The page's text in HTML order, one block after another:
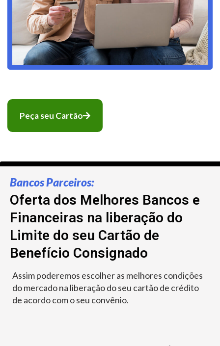
Peça seu Cartão
Bancos Parceiros:
Oferta dos Melhores Bancos e
Financeiras na liberação do
Limite do seu Cartão de
Benefício Consignado
Assim poderemos escolher as melhores condições
do mercado na liberação do seu cartão de crédito
de acordo com o seu convênio.